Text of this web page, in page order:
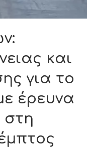
και
για το
έρευνα